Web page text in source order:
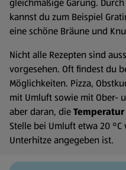
gleichmäßige Garung.
kannst du zum Beispiel
eine schöne Bräune und
Nicht alle Rezepten sind
vorgesehen. Oft findest du
Möglichkeiten. Pizza,
mit Umluft sowie mit Ober-
aber daran, die
Stelle bei Umluft etwa 20
Unterhitze angegeben ist.